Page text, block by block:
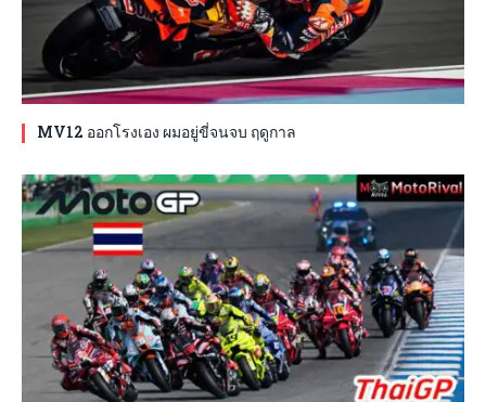
MV12 ออกโรงเอง ผมอยู่ขี่จนจบ ฤดูกาล